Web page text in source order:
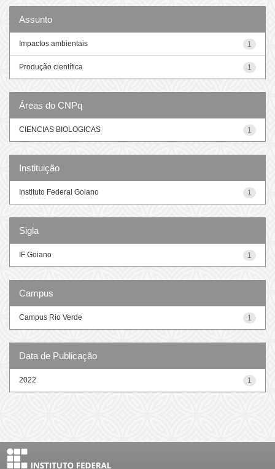
Assunto
1
Impactos ambientais
1
Produção científica
Áreas do CNPq
1
CIENCIAS BIOLOGICAS
Instituição
1
Instituto Federal Goiano
Sigla
1
IF Goiano
Campus
1
Campus Rio Verde
Data de Publicação
1
2022